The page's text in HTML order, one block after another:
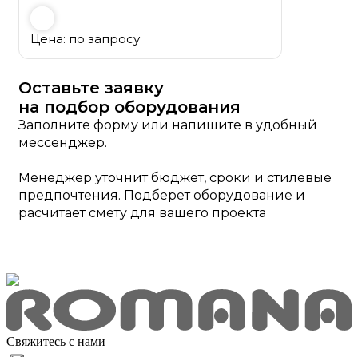
Цена: по запросу
Оставьте заявку
на подбор оборудования
Заполните форму или напишите в удобный
мессенджер.
Менеджер уточнит бюджет, сроки и стилевые
предпочтения. Подберет оборудование и
расчитает смету для вашего проекта
Свяжитесь с нами